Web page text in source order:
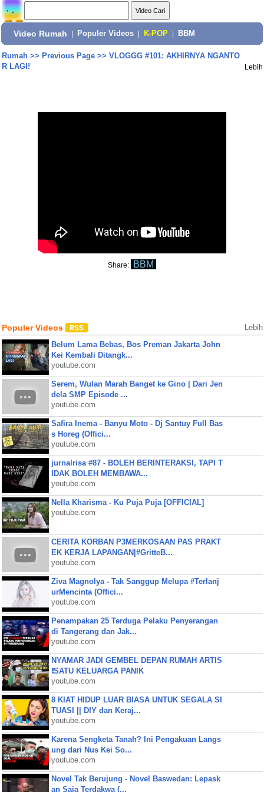
Video Rumah Populer Videos K-POP BBM
Rumah>> Previous Page>> VLOGGG #101: AKHIRNYA NGANTO
R LAGI!
Lebih
Share: BBM
Populer Videos Lebih
Belum Lama Bebas, Bos Preman Jakarta John
Kei Kembali Ditangk...
youtube.com
Serem, Wulan Marah Banget ke Gino | Dari Jen
dela SMP Episode ...
youtube.com
Safira Inema - Banyu Moto - Dj Santuy Full Bas
s Horeg (Offici...
youtube.com
jurnalrisa #87 - BOLEH BERINTERAKSI, TAPI T
IDAK BOLEH MEMBAWA...
youtube.com
Nella Kharisma - Ku Puja Puja [OFFICIAL]
youtube.com
CERITA KORBAN P3MERKOSAAN PAS PRAKT
EK KERJA LAPANGAN|#GritteB...
youtube.com
Ziva Magnolya - Tak Sanggup Melupa #Terlanj
urMencinta (Offici...
youtube.com
Penampakan 25 Terduga Pelaku Penyerangan
di Tangerang dan Jak...
youtube.com
NYAMAR JADI GEMBEL DEPAN RUMAH ARTIS
❗SATU KELUARGA PANIK
youtube.com
8 KIAT HIDUP LUAR BIASA UNTUK SEGALA SI
TUASI || DIY dan Keraj...
youtube.com
Karena Sengketa Tanah? Ini Pengakuan Langs
ung dari Nus Kei So...
youtube.com
Novel Tak Berujung - Novel Baswedan: Lepask
an Saja Terdakwa (...